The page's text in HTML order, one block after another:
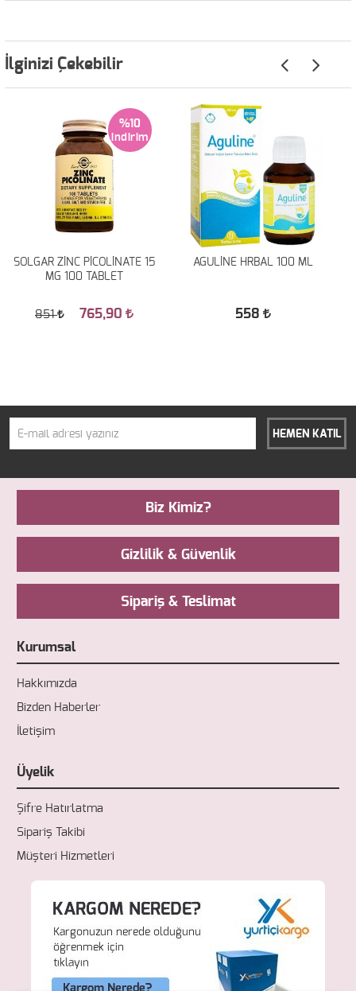
İlginizi Çekebilir
SOLGAR ZİNC PİCOLİNATE 15
MG 100 TABLET
%10
851 765,90
AGULİNE HRBAL 100 ML
558
HEMEN KATIL
Biz Kimiz?
Gizlilik & Güvenlik
Sipariş & Teslimat
Kurumsal
Hakkımızda
Bizden Haberler
İletişim
Üyelik
Şifre Hatırlatma
Sipariş Takibi
Müşteri Hizmetleri